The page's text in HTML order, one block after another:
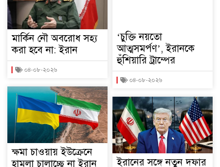
মার্কিন নৌ অবরোধ সহ্য
করা হবে না: ইরান
০৪-০৮-২০২৬
ক্ষমা চাওয়ায় ইউক্রেনে
হামলা চালাচ্ছে না ইরান
‘চুক্তি নয়তো
আত্মসমর্পণ’, ইরানকে
হুঁশিয়ারি ট্রাম্পের
০৪-০৮-২০২৬
ইরানের সঙ্গে নতুন দফার